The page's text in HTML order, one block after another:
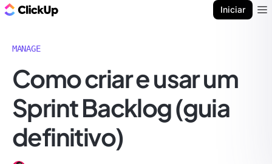
Iniciar
MANAGE
Como criar e usar um
Sprint Backlog (guia
definitivo)